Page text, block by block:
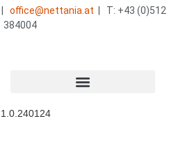
office@nettania.at | T: +43 (0)512
384004